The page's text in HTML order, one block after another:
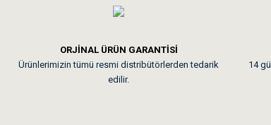
Kedilerim
ORJİNAL ÜRÜN GARANTİSİ
Ürünlerimizin tümü resmi distribütörlerden tedarik
edilir.
14